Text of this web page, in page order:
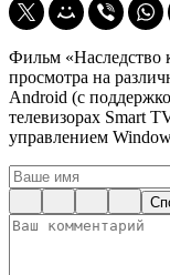
Фильм «Наследство
просмотра на
Android (с
телевизорах Smart
управлением